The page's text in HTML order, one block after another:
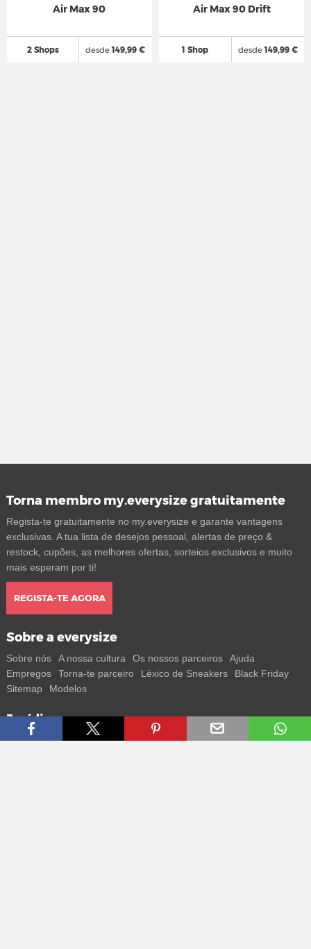
Air Max 90
2 Shops desde149,99 €
Air Max 90 Drift
1 Shop desde149,99 €
Torna membro my.everysize gratuitamente
Regista-te gratuitamente no my.everysize e garante vantagens
exclusivas. A tua lista de desejos pessoal, alertas de preço &
restock, cupões, as melhores ofertas, sorteios exclusivos e muito
mais esperam por ti!
REGISTA-TE AGORA
Sobre a everysize
Sobre nós A nossa cultura Os nossos parceiros
Ajuda
Empregos
Torna-te parceiro Léxico de Sneakers
Black Friday
Sitemap
Modelos
Jurídico
Termos Privacidade Impressum Contacto